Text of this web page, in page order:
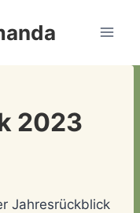
2023
Jahresrückblick